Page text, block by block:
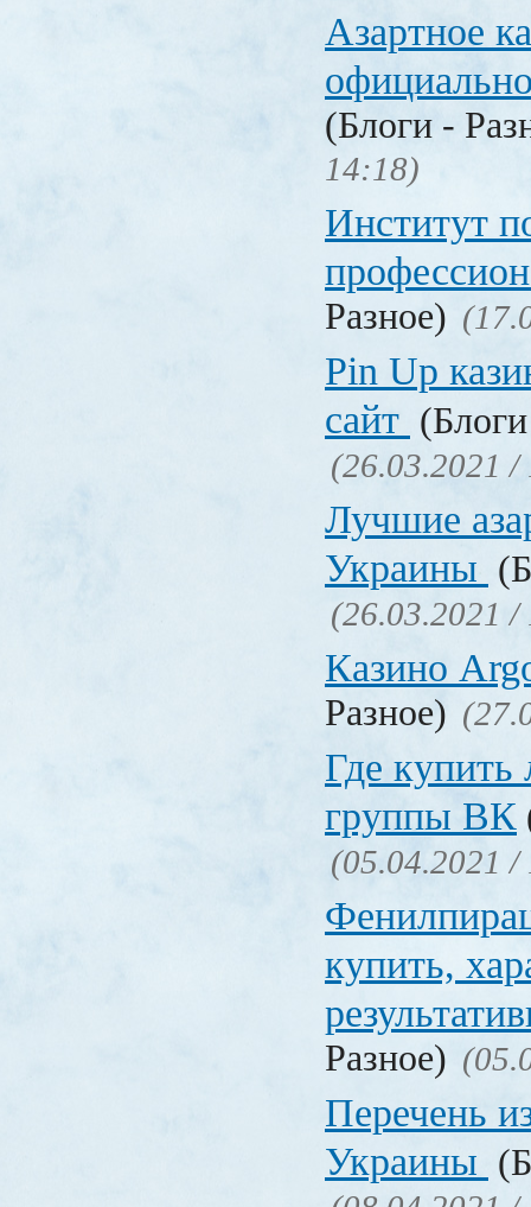
Азартное
(Блоги -
14:18)
Институт
Разное)
Pin Up
сайт
(26.03.2021 /
Лучшие
Украины
(26.03.2021 /
Казино
Разное)
Где купить
группы ВК
(05.04.2021 /
купить,
Разное)
Перечень
Украины